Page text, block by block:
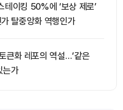
테이킹 50%에 ‘보상 제로’
탈중앙화 역행인가
큰화 레포의 역설…‘같은
는가